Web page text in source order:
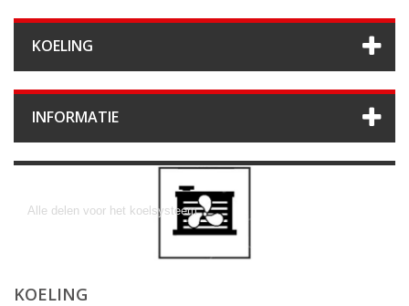
KOELING
INFORMATIE
Alle delen voor het koelsysteem
KOELING